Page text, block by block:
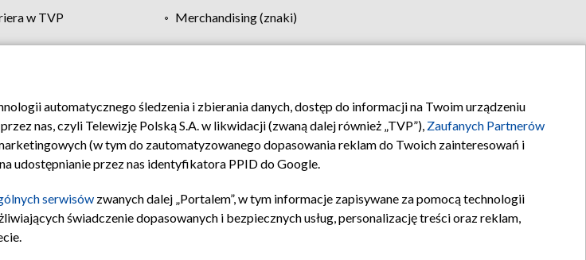
w TVP
Merchandising (znaki)
Moje zgody Pomoc Biuro reklamy Kontakt
automatycznego śledzenia i zbierania danych, dostęp do informacji na Twoim urządzeniu
nas, czyli Telewizję Polską S.A. w likwidacji (zwaną dalej również „TVP”), Zaufanych Partnerów
(w tym do zautomatyzowanego dopasowania reklam do Twoich zainteresowań i
udostępnianie przez nas identyfikatora PPID do Google.
serwisów zwanych dalej „Portalem”, w tym informacje zapisywane za pomocą technologii
świadczenie dopasowanych i bezpiecznych usług, personalizację treści oraz reklam,